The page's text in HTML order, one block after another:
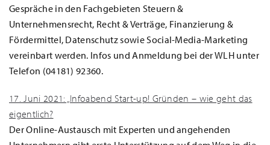
Gespräche in den Fachgebieten Steuern &
Unternehmensrecht, Recht & Verträge, Finanzierung &
Fördermittel, Datenschutz sowie Social-Media-Marketing
vereinbart werden. Infos und Anmeldung bei der WLH unter
Telefon (04181) 92360.
17. Juni 2021: „Infoabend Start-up! Gründen – wie geht das
eigentlich?
Der Online-Austausch mit Experten und angehenden